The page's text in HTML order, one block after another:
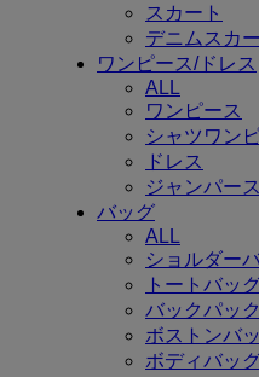
スカート
デニムスカ
ワンピース/ドレス
ALL
ワンピース
シャツワン
ドレス
ジャンパー
バッグ
ALL
ショルダー
トートバッ
バックパッ
ボストンバ
ボディバッ